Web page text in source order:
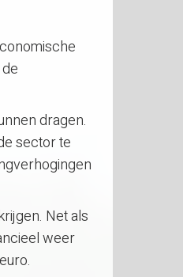
dragen.
sector te
Net als
weer